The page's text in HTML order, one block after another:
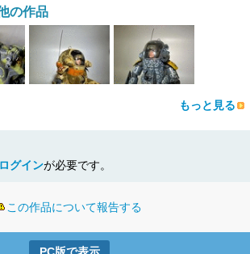
の作品
もっと見る
ログインが必要です。
この作品について報告する